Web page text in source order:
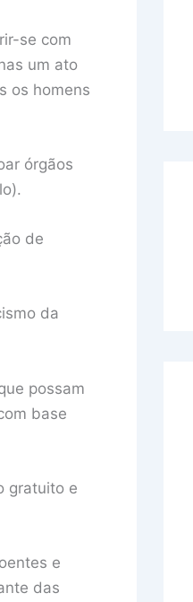
se com
um ato
os homens
órgãos
de
da
possam
base
gratuito e
e
das